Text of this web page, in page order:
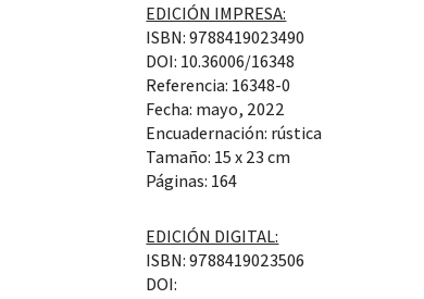
EDICIÓN IMPRESA:
ISBN: 9788419023490
DOI: 10.36006/16348
Referencia: 16348-0
Fecha: mayo, 2022
Encuadernación: rústica
Tamaño: 15 x 23 cm
Páginas: 164
EDICIÓN DIGITAL:
ISBN: 9788419023506
DOI: